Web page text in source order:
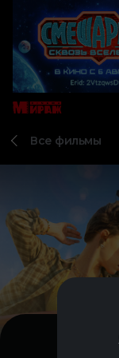
Все фильмы